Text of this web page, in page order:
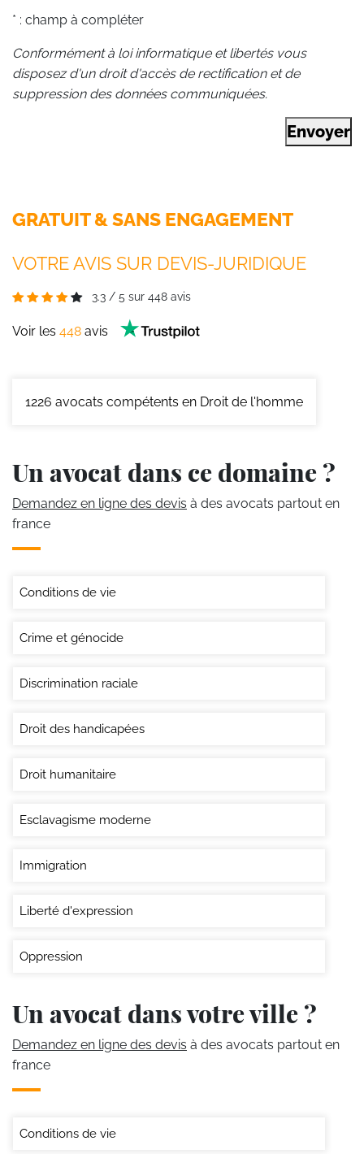
* : champ à compléter
Conformément à loi informatique et libertés vous
disposez d'un droit d'accès de rectification et de
suppression des données communiquées.
Envoyer
GRATUIT & SANS ENGAGEMENT
VOTRE AVIS SUR DEVIS-JURIDIQUE
3.3 / 5 sur 448 avis
Voir les 448 avis
1226 avocats compétents en Droit de l'homme
Un avocat dans ce domaine ?
Demandez en ligne des devis à des avocats partout en
france
Conditions de vie
Crime et génocide
Discrimination raciale
Droit des handicapées
Droit humanitaire
Esclavagisme moderne
Immigration
Liberté d'expression
Oppression
Un avocat dans votre ville ?
Demandez en ligne des devis à des avocats partout en
france
Conditions de vie